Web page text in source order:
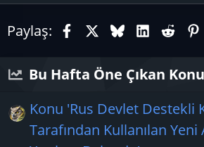
Paylaş: FacebookX (Twitter)
BlueskyLinkedIn
Bu Hafta Öne Çıkan
Konu 'Rus Devlet Destekli
Tarafından Kullanılan